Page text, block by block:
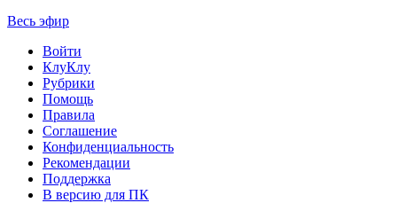
Весь эфир
Войти
КлуКлу
Рубрики
Помощь
Правила
Соглашение
Конфиденциальность
Рекомендации
Поддержка
В версию для ПК